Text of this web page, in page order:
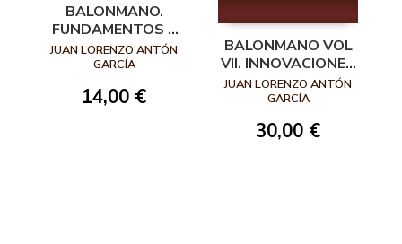
BALONMANO.
FUNDAMENTOS Y
ETAPAS DE
APRENDIZAJE
JUAN LORENZO ANTÓN
GARCÍA
14,00 €
BALONMANO VOL
VII. INNOVACIONES
Y
CONTRIBUCIONES
PARA LA
EVOLUCIÓN DEL
JUAN LORENZO ANTÓN
GARCÍA
30,00 €